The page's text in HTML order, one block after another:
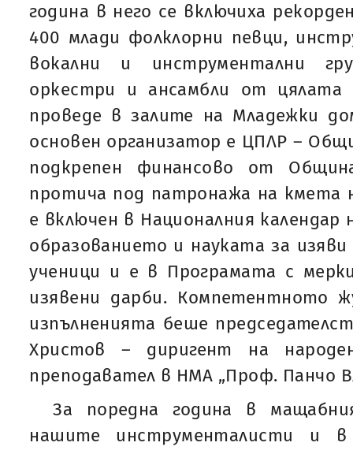
година в него се включиха
400 млади фолклорни певци,
вокални и инструментални
оркестри и ансамбли от цялата
проведе в залите на Младежки
основен организатор е ЦПЛР –
подкрепен финансово от
протича под патронажа на кмета
е включен в Националния
образованието и науката за
ученици и е в Програмата с
изявени дарби. Компетентното
изпълненията беше
Христов – диригент на
преподавател в НМА „Проф. Панчо
За поредна година в
нашите инструменталисти и в